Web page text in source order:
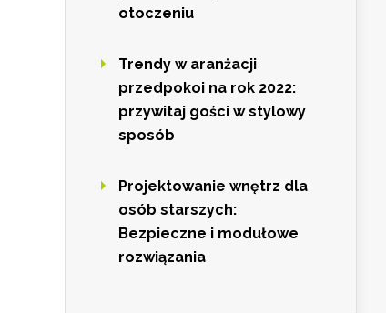
otoczeniu
Trendy w aranżacji
przedpokoi na rok 2022:
przywitaj gości w stylowy
sposób
Projektowanie wnętrz dla
osób starszych:
Bezpieczne i modułowe
rozwiązania